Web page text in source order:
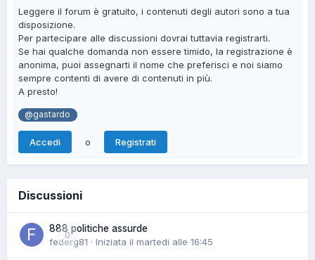
Leggere il forum è gratuito, i contenuti degli autori sono a tua
disposizione.
Per partecipare alle discussioni dovrai tuttavia registrarti.
Se hai qualche domanda non essere timido, la registrazione è
anonima, puoi assegnarti il nome che preferisci e noi siamo
sempre contenti di avere di contenuti in più.
A presto!
@gastardo
Accedi o Registrati
Discussioni
0
888 politiche assurde
federg81 · Iniziata il martedi alle 16:45